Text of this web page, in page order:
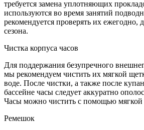
требуется замена уплотняющих
используются во время занятий
рекомендуется проверять их ежегодно,
сезона.
Чистка корпуса часов
Для поддержания безупречного
мы рекомендуем чистить их мягкой
воде. После чистки, а также после
бассейне часы следует аккуратно
Часы можно чистить с помощью мягкой
Ремешок